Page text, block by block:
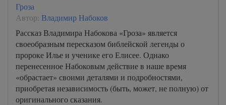
Гроза
Автор: Владимир Набоков
Рассказ Владимира Набокова «Гроза» является
своеобразным пересказом библейской легенды о
пророке Илье и ученике его Елисее. Однако
перенесенное Набоковым действие в наше время
«обрастает» своими деталями и подробностями,
приобретая независимость (быть, может, не полную) от
оригинального сказания.